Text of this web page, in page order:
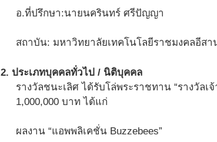
อ.ที่ปรึกษา:นายนครินทร์ ศรีปัญญา
สถาบัน: มหาวิทยาลัยเทคโนโลยีราชมงคลอีส
2. ประเภทบุคคลทั่วไป / นิติบุคคล
รางวัลชนะเลิศ ได้รับโล่พระราชทาน “รางวัล
1,000,000 บาท ได้แก่
ผลงาน “แอพพลิเคชั่น Buzzebees”